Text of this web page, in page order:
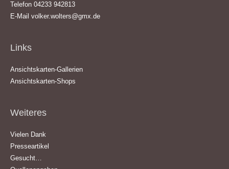
Telefon 04233 942813
E-Mail volker.wolters@gmx.de
Links
Ansichtskarten-Gallerien
Ansichtskarten-Shops
Weiteres
Vielen Dank
Presseartikel
Gesucht…